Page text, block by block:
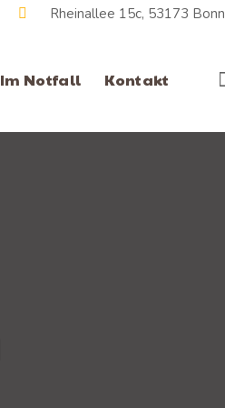
Rheinallee 15c, 53173 Bonn
Im Notfall Kontakt